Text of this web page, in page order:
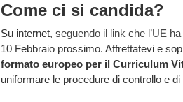
Come ci si candida?
Su internet, seguendo il link che l’UE
10 Febbraio prossimo. Affrettatevi e
formato europeo per il Curriculum
uniformare le procedure di controllo e